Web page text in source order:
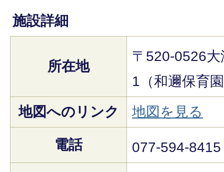
施設詳細
所在地
〒520-0526
1（和邇保育
地図へのリンク
地図を見る
電話 077-594-8415